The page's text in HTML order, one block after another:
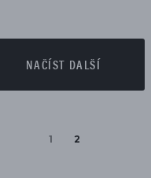
NAČÍST DALŠÍ
1 2